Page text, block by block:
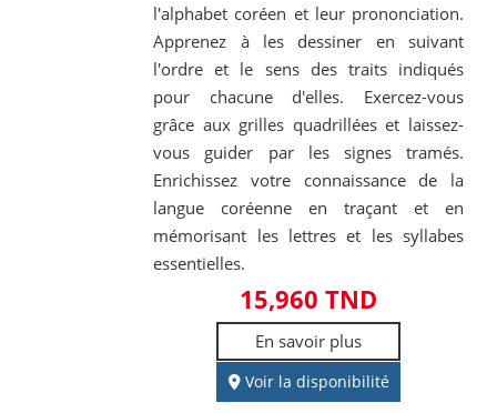
l'alphabet coréen et leur prononciation.
Apprenez à les dessiner en suivant
l'ordre et le sens des traits indiqués
pour chacune d'elles. Exercez-vous
grâce aux grilles quadrillées et laissez-
vous guider par les signes tramés.
Enrichissez votre connaissance de la
langue coréenne en traçant et en
mémorisant les lettres et les syllabes
essentielles.
15,960 TND
En savoir plus
Voir la disponibilité